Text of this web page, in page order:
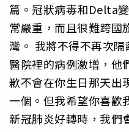
篇。冠狀病毒和Delta
常嚴重，而且很難跨國
灣。 我將不得不再次隔
醫院裡的病例激增，他
歉不會在你生日那天出
一個。但我希望你喜歡
新冠肺炎好轉時，我們